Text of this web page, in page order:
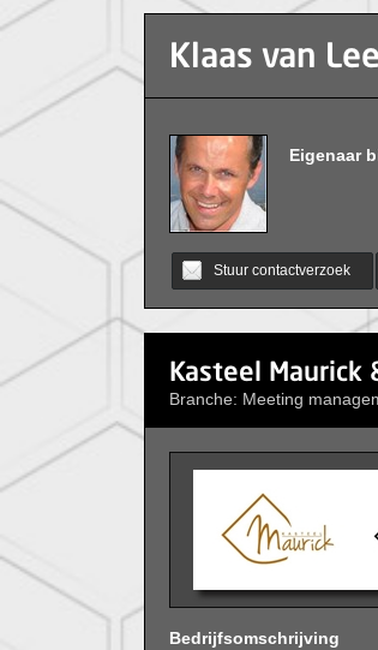
Klaas van
Eigenaar
Stuur contactverzoek
Kasteel Maurick
Branche: Meeting
Bedrijfsomschrijving